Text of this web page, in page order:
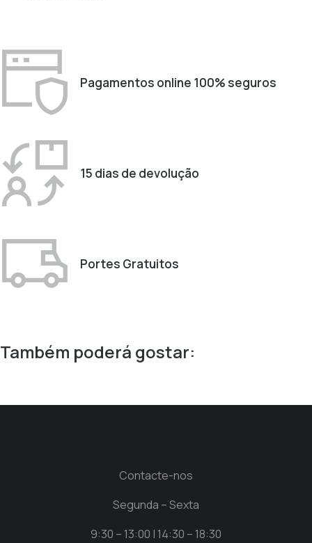
Matricial
EPSON
Pagamentos online 100% seguros
15 dias de devolução
Portes Gratuitos
Também poderá gostar:
Contacte-nos
Segunda – Sexta
9:30 – 13:00 | 14:30 – 18:30